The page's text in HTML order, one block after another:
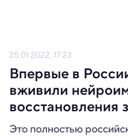
25.01.2022, 17:23
Впервые в
вживили
восстановления
Это полностью